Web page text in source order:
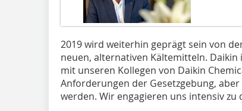
2019 wird weiterhin geprägt sein von
neuen, alternativen Kältemitteln.
mit unseren Kollegen von Daikin
Anforderungen der Gesetzgebung,
werden. Wir engagieren uns intensiv zu